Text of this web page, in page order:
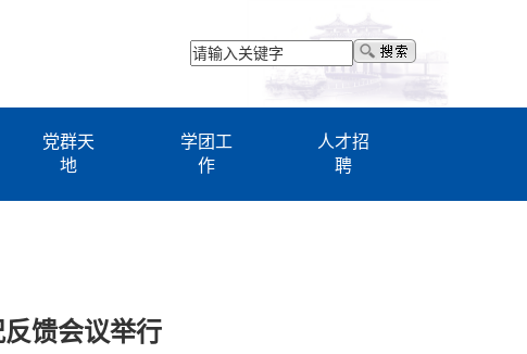
党群天
地
学团工
作
人才招
聘
馈会议举行